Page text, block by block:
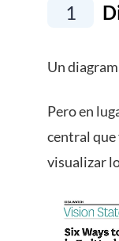
1
Un
Pero en
central que
visualizar